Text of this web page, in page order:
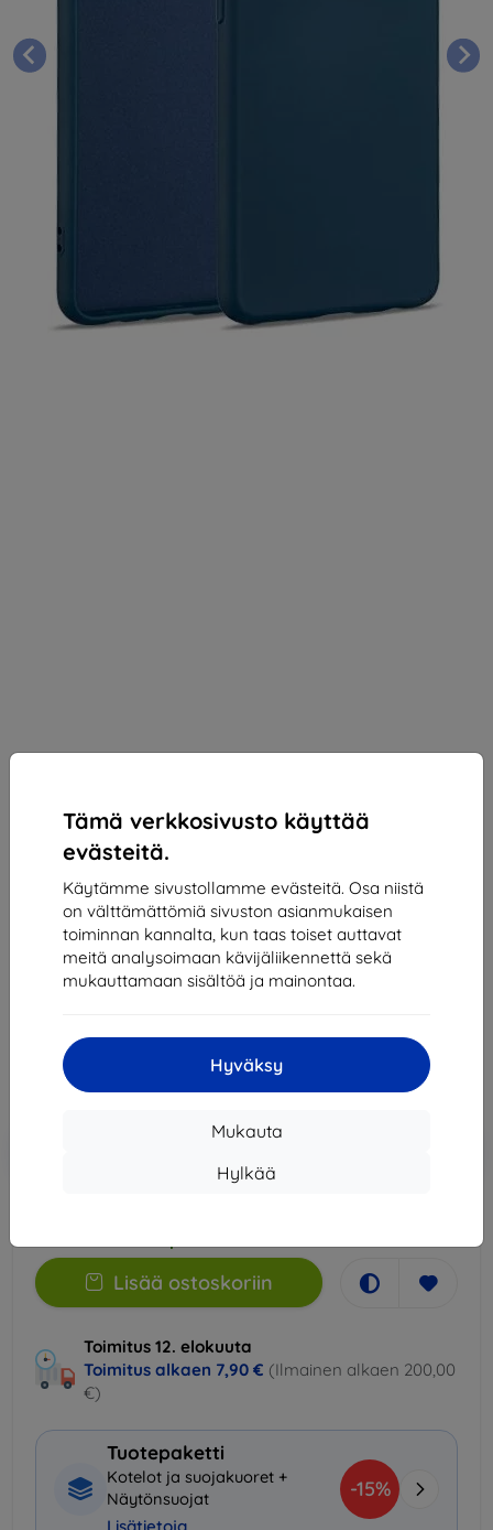
Tämä verkkosivusto käyttää
evästeitä.
Käytämme sivustollamme evästeitä. Osa niistä
on välttämättömiä sivuston asianmukaisen
toiminnan kannalta, kun taas toiset auttavat
meitä analysoimaan kävijäliikennettä sekä
mukauttamaan sisältöä ja mainontaa.
Hyväksy
Mukauta
Hylkää
Beline Case Silicone iPhone 13 6,1" blue
Apple iPhone 13
Kuvaus ja tekniset tiedot
9,81 €
Hinta ilman ALV:tä
Alennus kupongilla
Lisää ostoskoriin
Toimitus 12. elokuuta
Toimitus alkaen 7,90 € (Ilmainen alkaen 200,00
€)
Tuotepaketti
Kotelot ja suojakuoret +
Näytönsuojat
-15%